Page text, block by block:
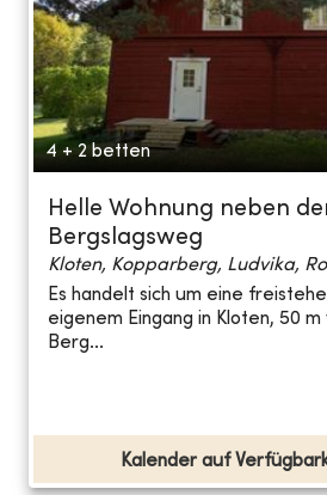
4 + 2 betten
Helle Wohnung neben
Bergslagsweg
Kloten, Kopparberg, Ludvika,
Es handelt sich um eine
eigenem Eingang in Kloten, 50 m
Berg...
Kalender auf